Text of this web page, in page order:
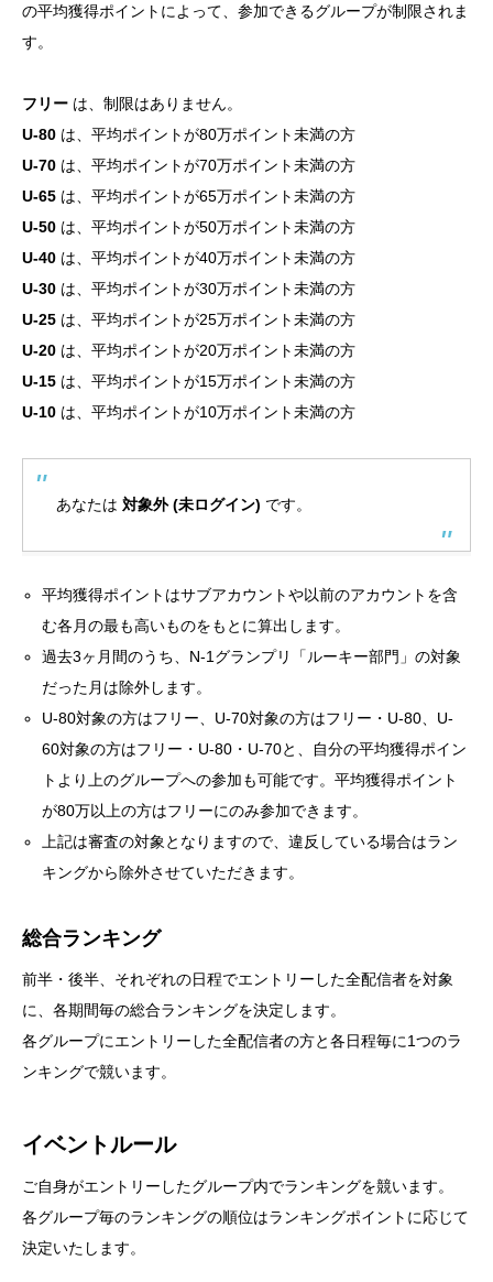
の平均獲得ポイントによって、参加できるグループが制限されま
す。
フリー は、制限はありません。
U-80 は、平均ポイントが80万ポイント未満の方
U-70 は、平均ポイントが70万ポイント未満の方
U-65 は、平均ポイントが65万ポイント未満の方
U-50 は、平均ポイントが50万ポイント未満の方
U-40 は、平均ポイントが40万ポイント未満の方
U-30 は、平均ポイントが30万ポイント未満の方
U-25 は、平均ポイントが25万ポイント未満の方
U-20 は、平均ポイントが20万ポイント未満の方
U-15 は、平均ポイントが15万ポイント未満の方
U-10 は、平均ポイントが10万ポイント未満の方
あなたは 対象外 (未ログイン) です。
平均獲得ポイントはサブアカウントや以前のアカウントを含
む各月の最も高いものをもとに算出します。
過去3ヶ月間のうち、N-1グランプリ「ルーキー部門」の対象
だった月は除外します。
U-80対象の方はフリー、U-70対象の方はフリー・U-80、U-
60対象の方はフリー・U-80・U-70と、自分の平均獲得ポイン
トより上のグループへの参加も可能です。平均獲得ポイント
が80万以上の方はフリーにのみ参加できます。
上記は審査の対象となりますので、違反している場合はラン
キングから除外させていただきます。
総合ランキング
前半・後半、それぞれの日程でエントリーした全配信者を対象
に、各期間毎の総合ランキングを決定します。
各グループにエントリーした全配信者の方と各日程毎に1つのラ
ンキングで競います。
イベントルール
ご自身がエントリーしたグループ内でランキングを競います。
各グループ毎のランキングの順位はランキングポイントに応じて
決定いたします。